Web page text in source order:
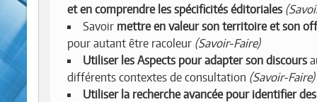
et en comprendre les spécificités éditoriales
Savoir mettre en valeur son territoire et son
pour autant être racoleur (Savoir-Faire)
Utiliser les Aspects pour adapter son discours
différents contextes de consultation (Savoir-Faire)
Utiliser la recherche avancée pour identifier